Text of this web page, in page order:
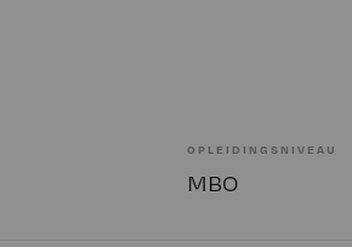
OPLEIDINGSNIVEAU
MBO